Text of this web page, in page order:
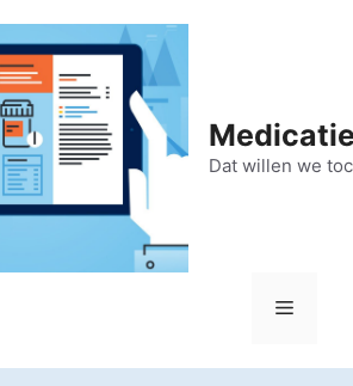
Dat willen we
Menu